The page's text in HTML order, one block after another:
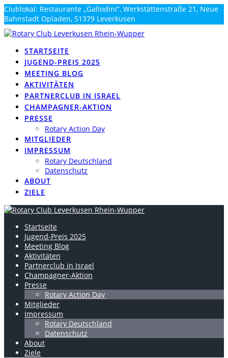
Zum
Inhalt
springen
Clublokal: Restaurante „Gallodini“, Werkstättenstraße 21, Neue
Bahnstadt Opladen, 51379 Leverkusen
info@rotary-rhein-wupper.de
STARTSEITE
JUGEND-PREIS 2025
MEETING BLOG
AKTIVITÄTEN
PARTNERCLUB IN ISRAEL
CHAMPAGNER-AKTION
PRESSE
Rotary Action Day
MITGLIEDER
IMPRESSUM
Rotary Deutschland
Datenschutz
ABOUT
ZIELE
Startseite
Jugend-Preis 2025
Meeting Blog
Aktivitäten
Partnerclub in Israel
Champagner-Aktion
Presse
Rotary Action Day
Mitglieder
Impressum
Rotary Deutschland
Datenschutz
About
Ziele